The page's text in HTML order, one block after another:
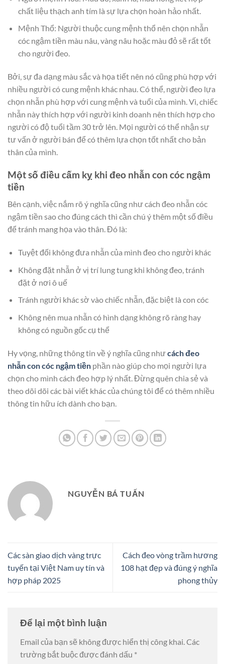
chất liệu thạch anh tím là sự lựa chọn hoàn hảo nhất.
Mệnh Thổ: Người thuộc cung mệnh thổ nên chọn nhẫn
cóc ngậm tiền màu nâu, vàng nâu hoặc màu đỏ sẽ rất tốt
cho người đeo.
Bởi, sự đa dạng màu sắc và họa tiết nên nó cũng phù hợp với
nhiều người có cung mệnh khác nhau. Có thể, người đeo lựa
chọn nhẫn phù hợp với cung mệnh và tuổi của mình. Vì, chiếc
nhẫn này thích hợp với người kinh doanh nên thích hợp cho
người có độ tuổi tầm 30 trở lên. Mọi người có thể nhận sự
tư vấn ở người bán để có thêm lựa chọn tốt nhất cho bản
thân của mình.
Một số điều cấm kỵ khi đeo nhẫn con cóc ngậm
tiền
Bên cạnh, việc nắm rõ ý nghĩa cũng như cách đeo nhẫn cóc
ngậm tiền sao cho đúng cách thì cần chú ý thêm một số điều
để tránh mang họa vào thân. Đó là:
Tuyệt đối không đưa nhẫn của mình đeo cho người khác
Không đặt nhẫn ở vị trí lung tung khi không đeo, tránh
đặt ở nơi ô uế
Tránh người khác sờ vào chiếc nhẫn, đặc biệt là con cóc
Không nên mua nhẫn có hình dạng không rõ ràng hay
không có nguồn gốc cụ thể
Hy vọng, những thông tin về ý nghĩa cũng nhưcách đeo
nhẫn con cóc ngậm tiền phần nào giúp cho mọi người lựa
chọn cho mình cách đeo hợp lý nhất. Đừng quên chia sẻ và
theo dõi dõi các bài viết khác của chúng tôi để có thêm nhiều
thông tin hữu ích dành cho bạn.
NGUYỄN BÁ TUẤN
Các sàn giao dịch vàng trực
tuyến tại Việt Nam uy tín và
hợp pháp 2025
Cách đeo vòng trầm hương
108 hạt đẹp và đúng ý nghĩa
phong thủy
Để lại một bình luận
Email của bạn sẽ không được hiển thị công khai. Các
trường bắt buộc được đánh dấu *